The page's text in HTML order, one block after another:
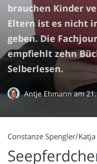
brauchen Kinder
Eltern ist es nicht
geben. Die
empfiehlt zehn
Selberlesen.
Antje Ehmannam
Constanze Spengler/